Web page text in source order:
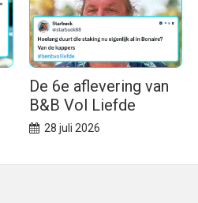
De 6e aflevering van
B&B Vol Liefde
28 juli 2026